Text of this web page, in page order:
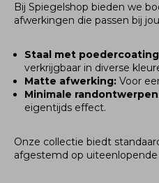
Bij Spiegelshop bieden we
afwerkingen die passen bij
Staal met
verkrijgbaar in diverse
Matte afwerking: Voor
Minimale
eigentijds effect.
Onze collectie biedt
afgestemd op